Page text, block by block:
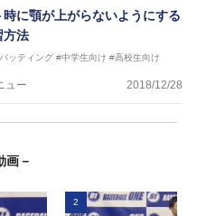
時に顎が上がらないようにする
方法
ッティング #中学生向け #高校生向け
ュー 2018/12/28
画－
2